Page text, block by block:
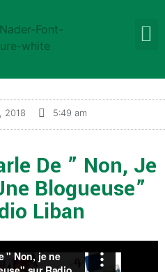
2018 5:49 am
De ” Non, Je
Blogueuse”
Liban